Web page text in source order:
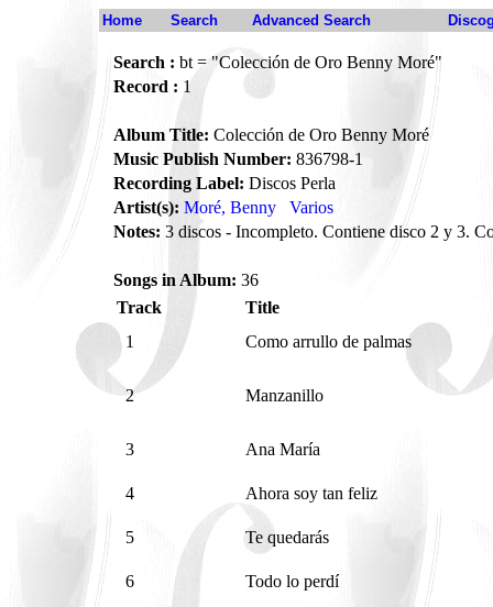
Home Search Advanced Search
Search : bt = "Colección de Oro Benny Moré"
Record : 1
Album Title: Colección de Oro Benny Moré
Music Publish Number: 836798-1
Recording Label: Discos Perla
Artist(s): Moré, Benny
Varios
Notes: 3 discos - Incompleto. Contiene disco 2 y 3.
Songs in Album: 36
Track
Title
1
Como arrullo de palmas
2 Manzanillo
3 Ana María
4 Ahora soy tan feliz
5 Te quedarás
6 Todo lo perdí